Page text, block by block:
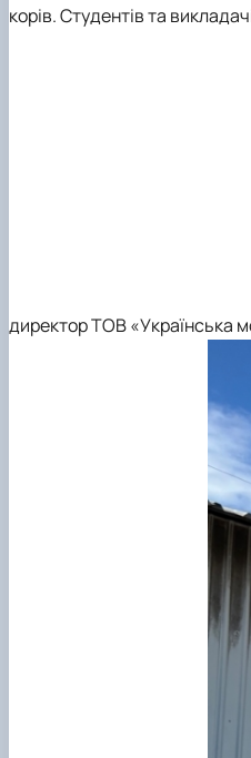
корів. Студентів та
директор ТОВ «Українська